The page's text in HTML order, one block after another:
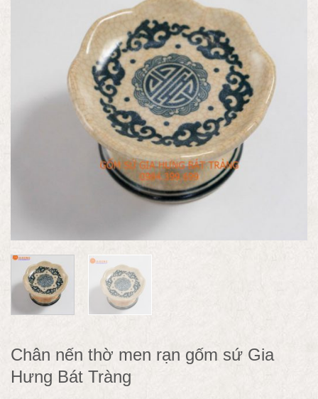
Chân nến thờ men rạn gốm sứ Gia
Hưng Bát Tràng